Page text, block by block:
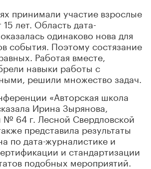
принимали участие взрослые
лет. Область дата-
одинаково нова для
события. Поэтому состязание
Работая вместе,
навыки работы с
решили множество задач.
«Авторская школа
Ирина Зырянова,
№ 64 г. Лесной Свердловской
представила результаты
по дата-журналистике и
и стандартизации
подобных мероприятий.